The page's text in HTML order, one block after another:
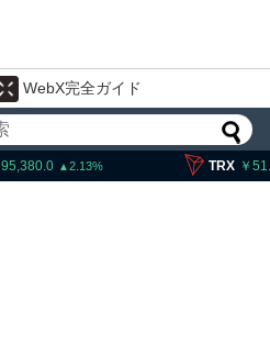
WebX完全ガイド
95,380.0 2.13 TRX